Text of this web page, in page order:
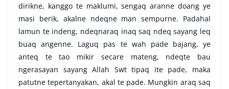
dirikne, kanggo te maklumi, sengaq aranne doang ye
masi berik, akalne ndeqne man sempurne. Padahal
lamun te indeng, ndeqnaraq inaq saq ndeq sayang leq
buaq angenne. Laguq pas te wah pade bajang, ye
anteq te tao mikir secare mateng, ndeqte bau
ngerasayan sayang Allah Swt tipaq ite pade, maka
patutne tepertanyakan, akal te pade. Mungkin araq saq